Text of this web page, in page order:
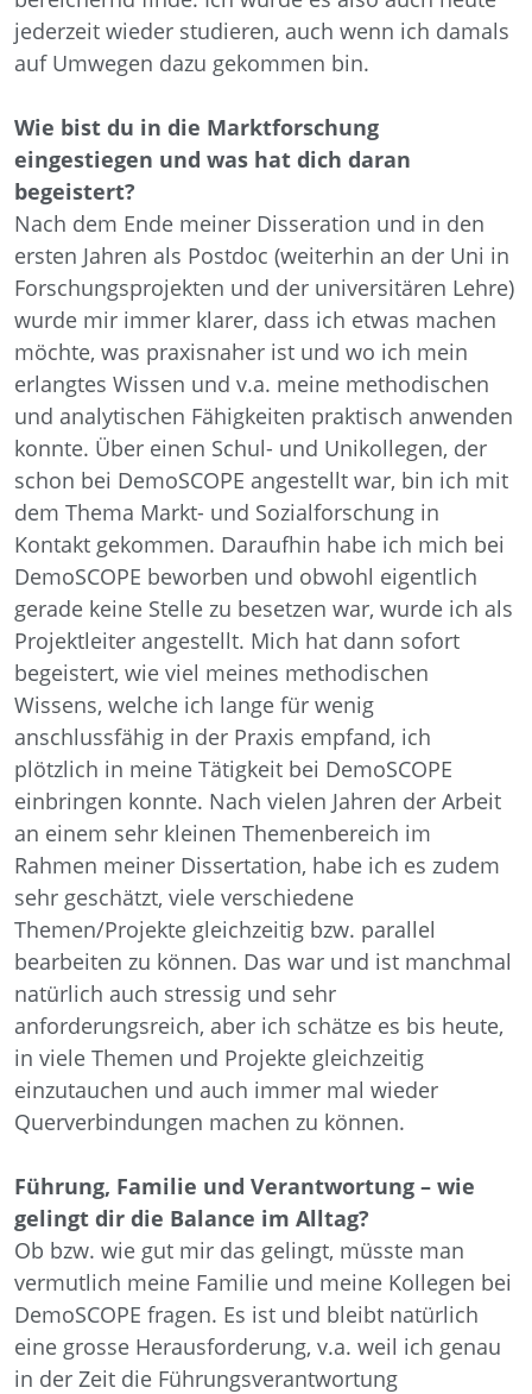
jederzeit wieder studieren, auch wenn ich damals
auf Umwegen dazu gekommen bin.
Wie bist du in die Marktforschung
eingestiegen und was hat dich daran
begeistert?
Nach dem Ende meiner Disseration und in den
ersten Jahren als Postdoc (weiterhin an der Uni in
Forschungsprojekten und der universitären Lehre)
wurde mir immer klarer, dass ich etwas machen
möchte, was praxisnaher ist und wo ich mein
erlangtes Wissen und v.a. meine methodischen
und analytischen Fähigkeiten praktisch anwenden
konnte. Über einen Schul- und Unikollegen, der
schon bei DemoSCOPE angestellt war, bin ich mit
dem Thema Markt- und Sozialforschung in
Kontakt gekommen. Daraufhin habe ich mich bei
DemoSCOPE beworben und obwohl eigentlich
gerade keine Stelle zu besetzen war, wurde ich als
Projektleiter angestellt. Mich hat dann sofort
begeistert, wie viel meines methodischen
Wissens, welche ich lange für wenig
anschlussfähig in der Praxis empfand, ich
plötzlich in meine Tätigkeit bei DemoSCOPE
einbringen konnte. Nach vielen Jahren der Arbeit
an einem sehr kleinen Themenbereich im
Rahmen meiner Dissertation, habe ich es zudem
sehr geschätzt, viele verschiedene
Themen/Projekte gleichzeitig bzw. parallel
bearbeiten zu können. Das war und ist manchmal
natürlich auch stressig und sehr
anforderungsreich, aber ich schätze es bis heute,
in viele Themen und Projekte gleichzeitig
einzutauchen und auch immer mal wieder
Querverbindungen machen zu können.
Führung, Familie und Verantwortung – wie
gelingt dir die Balance im Alltag?
Ob bzw. wie gut mir das gelingt, müsste man
vermutlich meine Familie und meine Kollegen bei
DemoSCOPE fragen. Es ist und bleibt natürlich
eine grosse Herausforderung, v.a. weil ich genau
in der Zeit die Führungsverantwortung